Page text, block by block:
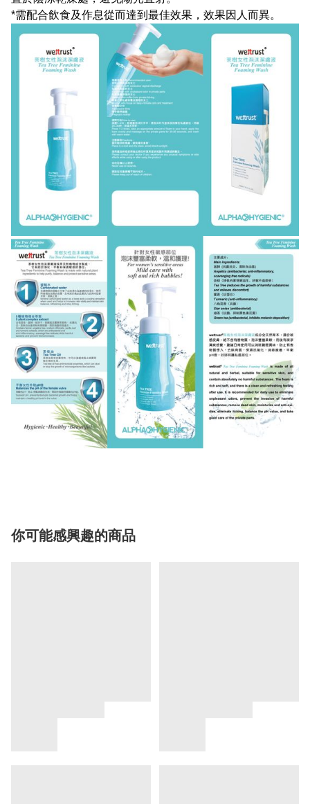
*需配合飲食及作息從而達到最佳效果，效果因人而異。
你可能感興趣的商品